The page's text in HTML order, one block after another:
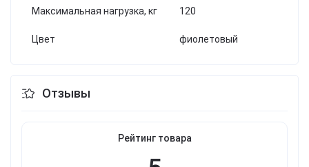
Максимальная нагрузка, кг 120
Цвет фиолетовый
Отзывы
Рейтинг товара